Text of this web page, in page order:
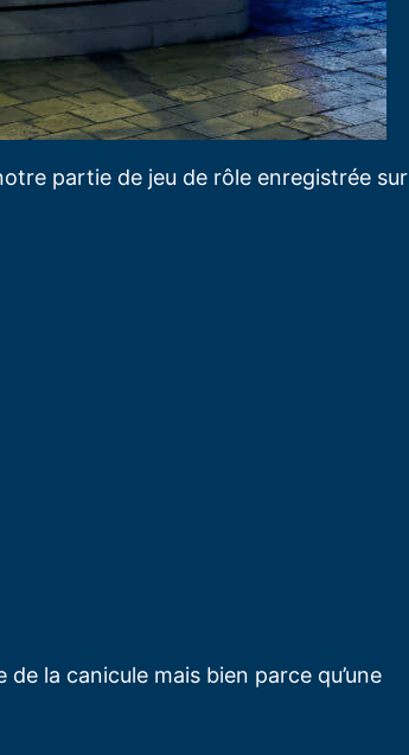
partie de jeu de rôle enregistrée sur
la canicule mais bien parce qu’une